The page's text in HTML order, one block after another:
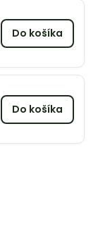
Do košíka
Do košíka